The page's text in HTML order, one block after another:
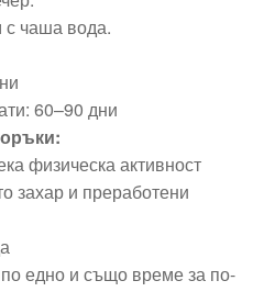
чаша вода.
60–90 дни
физическа активност
захар и преработени
едно и също време за по-